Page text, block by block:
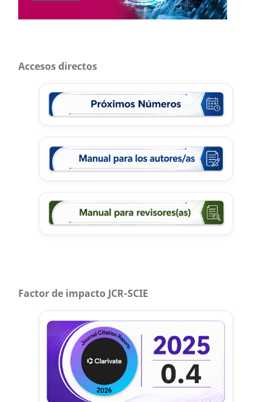
Accesos directos
Factor de impacto JCR-SCIE